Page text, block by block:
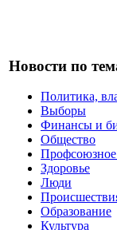
Новости по
Политика,
Выборы
Финансы и
Общество
Здоровье
Люди
Образование
Культура